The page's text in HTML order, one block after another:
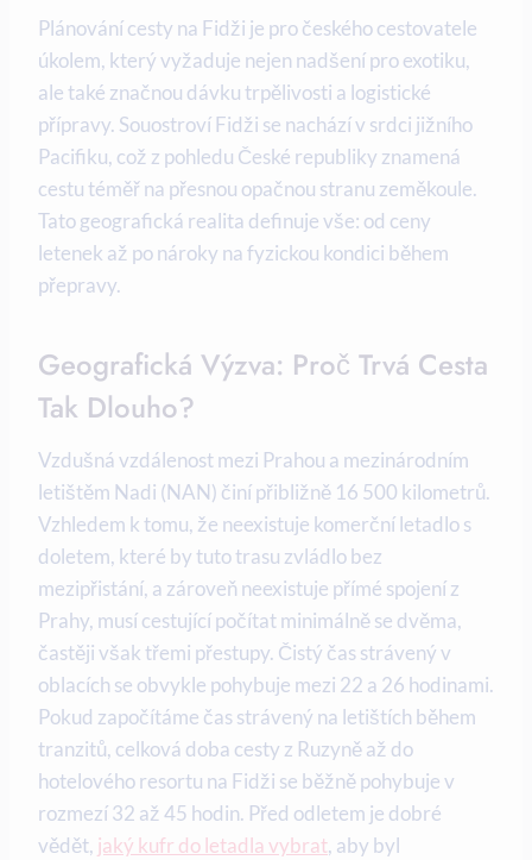
Plánování cesty na Fidži je pro českého cestovatele
úkolem, který vyžaduje nejen nadšení pro exotiku,
ale také značnou dávku trpělivosti a logistické
přípravy. Souostroví Fidži se nachází v srdci jižního
Pacifiku, což z pohledu České republiky znamená
cestu téměř na přesnou opačnou stranu zeměkoule.
Tato geografická realita definuje vše: od ceny
letenek až po nároky na fyzickou kondici během
přepravy.
Geografická Výzva: Proč Trvá Cesta
Tak Dlouho?
Vzdušná vzdálenost mezi Prahou a mezinárodním
letištěm Nadi (NAN) činí přibližně 16 500 kilometrů.
Vzhledem k tomu, že neexistuje komerční letadlo s
doletem, které by tuto trasu zvládlo bez
mezipřistání, a zároveň neexistuje přímé spojení z
Prahy, musí cestující počítat minimálně se dvěma,
častěji však třemi přestupy. Čistý čas strávený v
oblacích se obvykle pohybuje mezi 22 a 26 hodinami.
Pokud započítáme čas strávený na letištích během
tranzitů, celková doba cesty z Ruzyně až do
hotelového resortu na Fidži se běžně pohybuje v
rozmezí 32 až 45 hodin. Před odletem je dobré
vědět, jaký kufr do letadla vybrat, aby byl